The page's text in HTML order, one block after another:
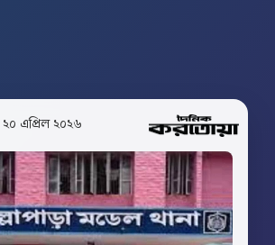
এপ্রিল ২০২৬